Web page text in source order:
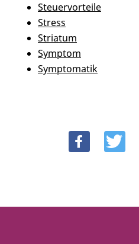
Steuervorteile
Stress
Striatum
Symptom
Symptomatik